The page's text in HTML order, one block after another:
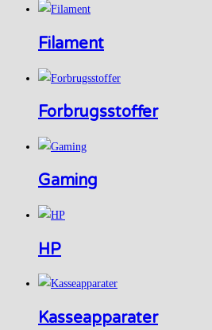
Filament
Forbrugsstoffer
Gaming
HP
Kasseapparater